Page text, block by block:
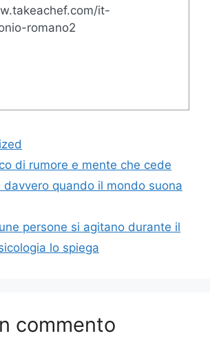
it-
romano2
di rumore e mente che cede
davvero quando il mondo suona
persone si agitano durante il
lo spiega
commento